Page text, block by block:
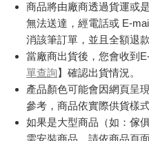
商品將由廠商透過貨運或
無法送達，經電話或 E-
消該筆訂單，並且全額退款
當廠商出貨後，您會收到
單查詢】確認出貨情況。
產品顏色可能會因網頁呈
參考，商品依實際供貨樣式
如果是大型商品（如：傢
需安裝商品，請依商品頁